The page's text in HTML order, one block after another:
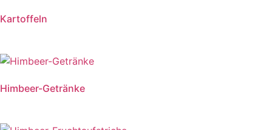
Kartoffeln
Himbeer-Getränke